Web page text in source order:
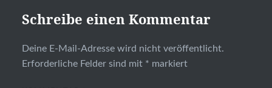
Schreibe einen Kommentar
Deine E-Mail-Adresse wird nicht veröffentlicht.
Erforderliche Felder sind mit * markiert